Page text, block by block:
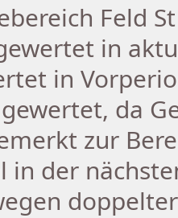
Feld
in
in
da
zur
in der